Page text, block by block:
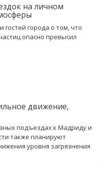
на личном
города о том, что
опасно превысил
движение,
подъездах к Мадриду и
также планируют
уровня загрязнения